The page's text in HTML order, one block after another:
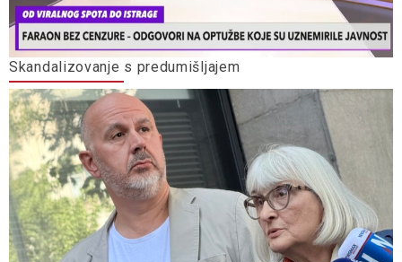
Skandalizovanje s predumišljajem